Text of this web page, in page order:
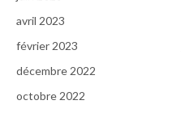
avril 2023
février 2023
décembre 2022
octobre 2022